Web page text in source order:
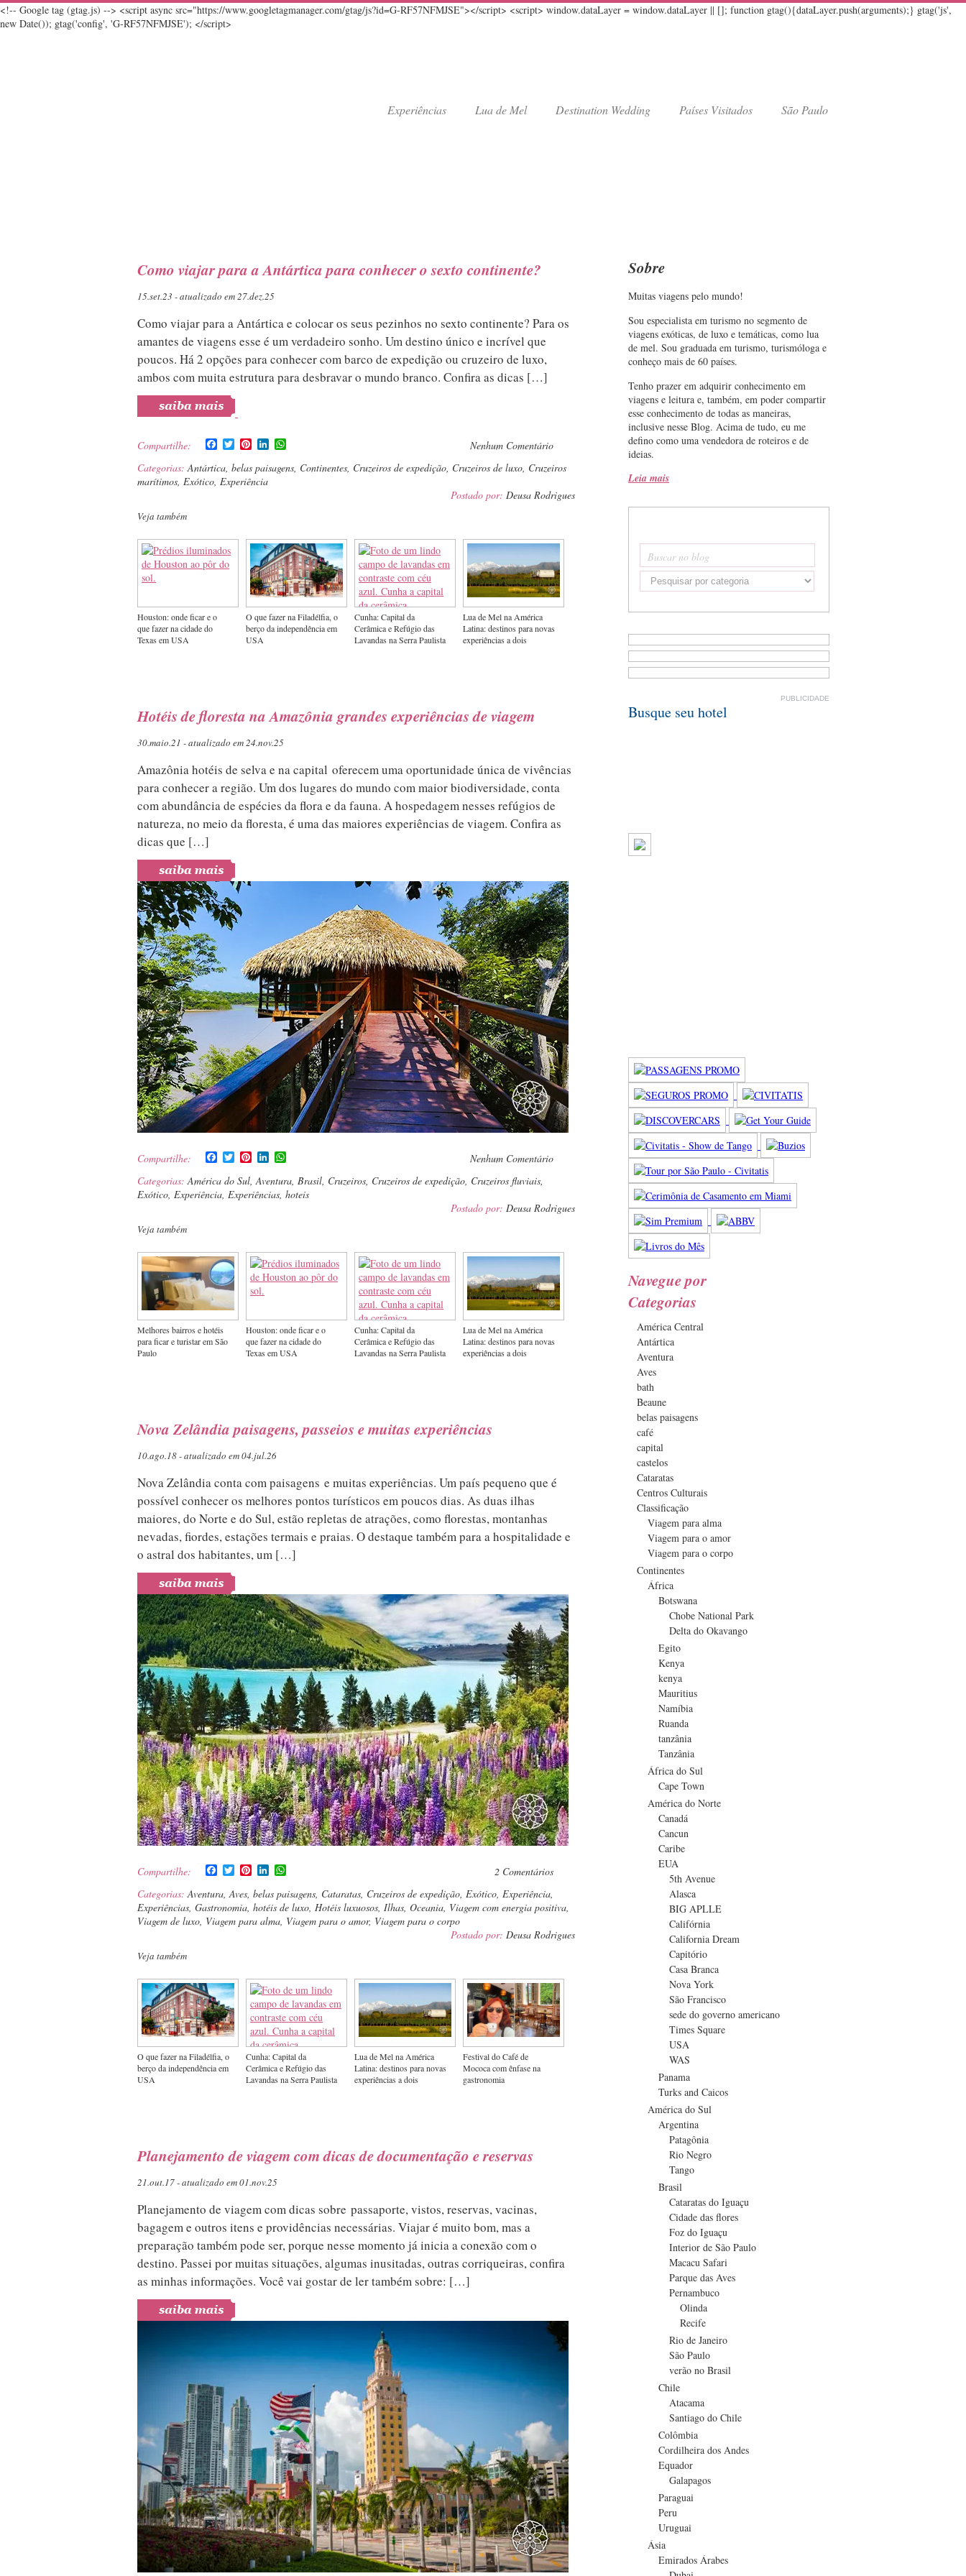
<!-- Google tag (gtag.js) --> <script async src="https://www.googletagmanager.com/gtag/js?id=G-RF57NFMJSE"></script> <script> window.dataLayer = window.dataLayer || []; function gtag(){dataLayer.push(arguments);} gtag('js',
new Date()); gtag('config', 'G-RF57NFMJSE'); </script>
Experiências Lua de Mel Destination Wedding Países Visitados São Paulo
Como viajar para a Antártica para conhecer o sexto continente?
15.set.23 - atualizado em 27.dez.25
Como viajar para a Antártica e colocar os seus pezinhos no sexto continente? Para os
amantes de viagens esse é um verdadeiro sonho. Um destino único e incrível que
poucos. Há 2 opções para conhecer com barco de expedição ou cruzeiro de luxo,
ambos com muita estrutura para desbravar o mundo branco. Confira as dicas […]
Compartilhe: Facebook
TwitterPinterestLinkedIn
Nenhum Comentário
Categorias:Antártica, belas paisagens, Continentes, Cruzeiros de expedição, Cruzeiros de luxo, Cruzeiros
marítimos, Exótico, Experiência
Postado por: Deusa Rodrigues
Veja também
Houston: onde ficar e o
que fazer na cidade do
Texas em USA
O que fazer na Filadélfia, o
berço da independência em
USA
Cunha: Capital da
Cerâmica e Refúgio das
Lavandas na Serra Paulista
Lua de Mel na América
Latina: destinos para novas
experiências a dois
Hotéis de floresta na Amazônia grandes experiências de viagem
30.maio.21 - atualizado em 24.nov.25
Amazônia hotéis de selva e na capital oferecem uma oportunidade única de vivências
para conhecer a região. Um dos lugares do mundo com maior biodiversidade, conta
com abundância de espécies da flora e da fauna. A hospedagem nesses refúgios de
natureza, no meio da floresta, é uma das maiores experiências de viagem. Confira as
dicas que […]
Compartilhe: Facebook
TwitterPinterestLinkedIn
Nenhum Comentário
Categorias:América do Sul,Aventura, Brasil, Cruzeiros, Cruzeiros de expedição, Cruzeiros fluviais,
Exótico, Experiência, Experiências, hoteis
Postado por: Deusa Rodrigues
Veja também
Melhores bairros e hotéis
para ficar e turistar em São
Paulo
Houston: onde ficar e o
que fazer na cidade do
Texas em USA
Cunha: Capital da
Cerâmica e Refúgio das
Lavandas na Serra Paulista
Lua de Mel na América
Latina: destinos para novas
experiências a dois
Nova Zelândia paisagens, passeios e muitas experiências
10.ago.18 - atualizado em 04.jul.26
Nova Zelândia conta com paisagens e muitas experiências. Um país pequeno que é
possível conhecer os melhores pontos turísticos em poucos dias. As duas ilhas
maiores, do Norte e do Sul, estão repletas de atrações, como florestas, montanhas
nevadas, fiordes, estações termais e praias. O destaque também para a hospitalidade e
o astral dos habitantes, um […]
Compartilhe: Facebook
TwitterPinterestLinkedIn
2 Comentários
Categorias:Aventura,Aves, belas paisagens, Cataratas, Cruzeiros de expedição, Exótico, Experiência,
Experiências, Gastronomia, hotéis de luxo, Hotéis luxuosos, Ilhas, Oceania, Viagem com energia positiva,
Viagem de luxo, Viagem para alma, Viagem para o amor, Viagem para o corpo
Postado por: Deusa Rodrigues
Veja também
O que fazer na Filadélfia, o
berço da independência em
USA
Cunha: Capital da
Cerâmica e Refúgio das
Lavandas na Serra Paulista
Lua de Mel na América
Latina: destinos para novas
experiências a dois
Festival do Café de
Mococa com ênfase na
gastronomia
Planejamento de viagem com dicas de documentação e reservas
21.out.17 - atualizado em 01.nov.25
Planejamento de viagem com dicas sobre passaporte, vistos, reservas, vacinas,
bagagem e outros itens e providências necessárias. Viajar é muito bom, mas a
preparação também pode ser, porque nesse momento já inicia a conexão com o
destino. Passei por muitas situações, algumas inusitadas, outras corriqueiras, confira
as minhas informações. Você vai gostar de ler também sobre: […]
Sobre
Muitas viagens pelo mundo!
Sou especialista em turismo no segmento de
viagens exóticas, de luxo e temáticas, como lua
de mel. Sou graduada em turismo, turismóloga e
conheço mais de 60 países.
Tenho prazer em adquirir conhecimento em
viagens e leitura e, também, em poder compartir
esse conhecimento de todas as maneiras,
inclusive nesse Blog. Acima de tudo, eu me
defino como uma vendedora de roteiros e de
ideias.
Leia mais
Buscar no blog
PUBLICIDADE
Busque seu hotel
Navegue por
Categorias
América Central
Antártica
Aventura
Aves
bath
Beaune
belas paisagens
café
capital
castelos
Cataratas
Centros Culturais
Classificação
Viagem para alma
Viagem para o amor
Viagem para o corpo
Continentes
África
Botswana
Chobe National Park
Delta do Okavango
Egito
Kenya
kenya
Mauritius
Namíbia
Ruanda
tanzânia
Tanzânia
África do Sul
Cape Town
América do Norte
Canadá
Cancun
Caribe
EUA
5th Avenue
Alasca
BIG APLLE
Califórnia
California Dream
Capitório
Casa Branca
Nova York
São Francisco
sede do governo americano
Times Square
USA
WAS
Panama
Turks and Caicos
América do Sul
Argentina
Patagônia
Rio Negro
Tango
Brasil
Cataratas do Iguaçu
Cidade das flores
Foz do Iguaçu
Interior de São Paulo
Macacu Safari
Parque das Aves
Pernambuco
Olinda
Recife
Rio de Janeiro
São Paulo
verão no Brasil
Chile
Atacama
Santiago do Chile
Colômbia
Cordilheira dos Andes
Equador
Galapagos
Paraguai
Peru
Uruguai
Ásia
Emirados Árabes